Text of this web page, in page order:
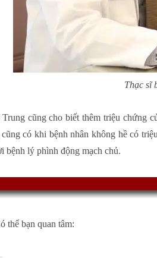
Thạc sĩ
cũng cho biết thêm triệu chứng
có khi bệnh nhân không hề có
bệnh lý phình động mạch chủ.
thể bạn quan tâm: